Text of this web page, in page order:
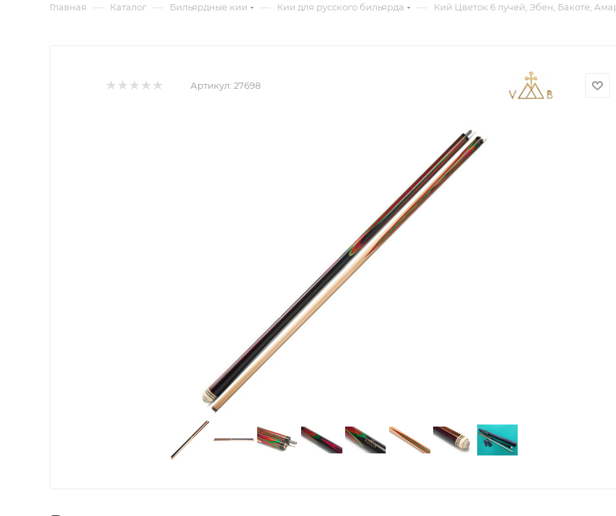
Главная — Каталог — Бильярдные кии — Кии для русского бильярда — Кий Цветок 6 лучей, Эбен, Бакоте,
Артикул: 27698